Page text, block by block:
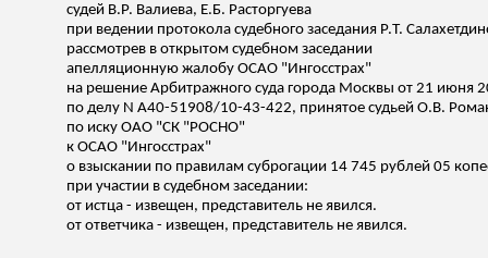
судей В.Р. Валиева, Е.Б. Расторгуева
при ведении протокола судебного заседания Р.Т.
рассмотрев в открытом судебном заседании
апелляционную жалобу ОСАО "Ингосстрах"
на решение Арбитражного суда города Москвы от 21 июня
по делу N А40-51908/10-43-422, принятое судьей О.В.
по иску ОАО "СК "РОСНО"
к ОСАО "Ингосстрах"
о взыскании по правилам суброгации 14 745 рублей 05
при участии в судебном заседании:
от истца - извещен, представитель не явился.
от ответчика - извещен, представитель не явился.